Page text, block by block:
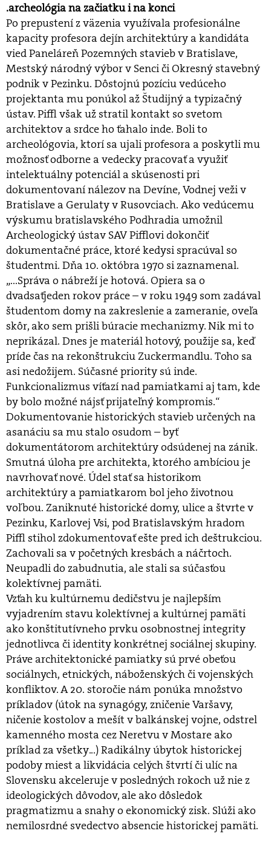
.archeológia na začiatku i na konci
Po prepustení z väzenia využívala profesionálne
kapacity profesora dejín architektúry a kandidáta
vied Paneláreň Pozemných stavieb v Bratislave,
Mestský národný výbor v Senci či Okresný stavebný
podnik v Pezinku. Dôstojnú pozíciu vedúceho
projektanta mu ponúkol až Študijný a typizačný
ústav. Piffl však už stratil kontakt so svetom
architektov a srdce ho ťahalo inde. Boli to
archeológovia, ktorí sa ujali profesora a poskytli mu
možnosť odborne a vedecky pracovať a využiť
intelektuálny potenciál a skúsenosti pri
dokumentovaní nálezov na Devíne, Vodnej veži v
Bratislave a Gerulaty v Rusovciach. Ako vedúcemu
výskumu bratislavského Podhradia umožnil
Archeologický ústav SAV Pifflovi dokončiť
dokumentačné práce, ktoré kedysi spracúval so
študentmi. Dňa 10. októbra 1970 si zaznamenal.
„...Správa o nábreží je hotová. Opiera sa o
dvadsaťjeden rokov práce – v roku 1949 som zadával
študentom domy na zakreslenie a zameranie, oveľa
skôr, ako sem prišli búracie mechanizmy. Nik mi to
neprikázal. Dnes je materiál hotový, použije sa, keď
príde čas na rekonštrukciu Zuckermandlu. Toho sa
asi nedožijem. Súčasné priority sú inde.
Funkcionalizmus víťazí nad pamiatkami aj tam, kde
by bolo možné nájsť prijateľný kompromis.“
Dokumentovanie historických stavieb určených na
asanáciu sa mu stalo osudom – byť
dokumentátorom architektúry odsúdenej na zánik.
Smutná úloha pre architekta, ktorého ambíciou je
navrhovať nové. Údel stať sa historikom
architektúry a pamiatkarom bol jeho životnou
voľbou. Zaniknuté historické domy, ulice a štvrte v
Pezinku, Karlovej Vsi, pod Bratislavským hradom
Piffl stihol zdokumentovať ešte pred ich deštrukciou.
Zachovali sa v početných kresbách a náčrtoch.
Neupadli do zabudnutia, ale stali sa súčasťou
kolektívnej pamäti.
Vzťah ku kultúrnemu dedičstvu je najlepším
vyjadrením stavu kolektívnej a kultúrnej pamäti
ako konštitutívneho prvku osobnostnej integrity
jednotlivca či identity konkrétnej sociálnej skupiny.
Práve architektonické pamiatky sú prvé obeťou
sociálnych, etnických, náboženských či vojenských
konfliktov. A 20. storočie nám ponúka množstvo
príkladov (útok na synagógy, zničenie Varšavy,
ničenie kostolov a mešít v balkánskej vojne, odstrel
kamenného mosta cez Neretvu v Mostare ako
príklad za všetky...) Radikálny úbytok historickej
podoby miest a likvidácia celých štvrtí či ulíc na
Slovensku akceleruje v posledných rokoch už nie z
ideologických dôvodov, ale ako dôsledok
pragmatizmu a snahy o ekonomický zisk. Slúži ako
nemilosrdné svedectvo absencie historickej pamäti.